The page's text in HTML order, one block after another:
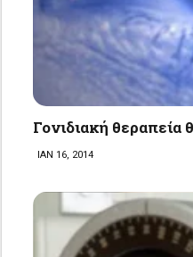
Γονιδιακή
ΙΑΝ 16, 2014